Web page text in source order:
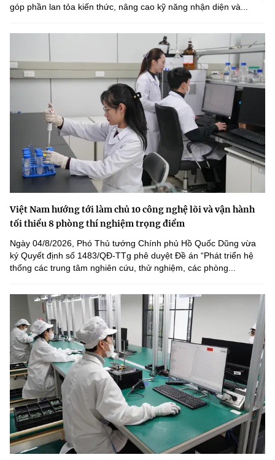
góp phần lan tỏa kiến thức, nâng cao kỹ năng nhận diện và...
Việt Nam hướng tới làm chủ 10 công nghệ lõi và vận hành
tối thiểu 8 phòng thí nghiệm trọng điểm
Ngày 04/8/2026, Phó Thủ tướng Chính phủ Hồ Quốc Dũng vừa
ký Quyết định số 1483/QĐ-TTg phê duyệt Đề án “Phát triển hệ
thống các trung tâm nghiên cứu, thử nghiệm, các phòng...